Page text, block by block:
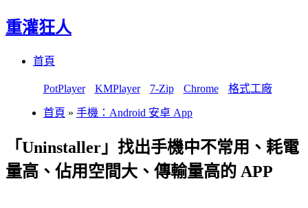
重灌狂人
首頁
PotPlayer KMPlayer 7-Zip Chrome 格式工廠
首頁 » 手機：Android 安卓 App
「Uninstaller」找出手機中不常用、耗電
量高、佔用空間大、傳輸量高的 APP